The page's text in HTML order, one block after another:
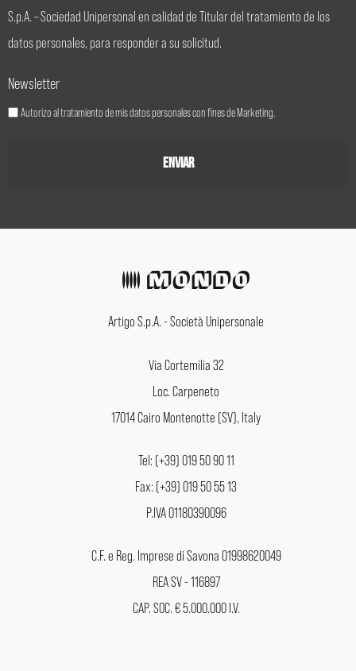
S.p.A. – Sociedad Unipersonal en calidad de Titular del tratamiento de los
datos personales, para responder a su solicitud.
Newsletter
Autorizo al tratamiento de mis datos personales con fines de Marketing.
Artigo S.p.A. - Società Unipersonale
Via Cortemilia 32
Loc. Carpeneto
17014 Cairo Montenotte (SV), Italy
Tel: (+39) 019 50 90 11
Fax: (+39) 019 50 55 13
P.IVA 01180390096
C.F. e Reg. Imprese di Savona 01998620049
REA SV - 116897
CAP. SOC. € 5.000.000 I.V.